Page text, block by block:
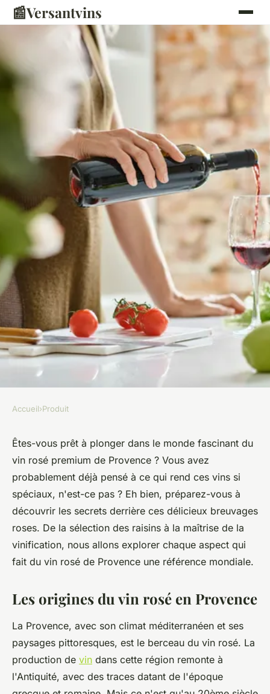
📰Versantvins
Découvrez les secrets du vin
rosé premium en provence
victoire•23 décembre 2024 •10 min de lecture
Accueil›Produit
Êtes-vous prêt à plonger dans le monde fascinant du
vin rosé premium de Provence ? Vous avez
probablement déjà pensé à ce qui rend ces vins si
spéciaux, n'est-ce pas ? Eh bien, préparez-vous à
découvrir les secrets derrière ces délicieux breuvages
roses. De la sélection des raisins à la maîtrise de la
vinification, nous allons explorer chaque aspect qui
fait du vin rosé de Provence une référence mondiale.
Les origines du vin rosé en Provence
La Provence, avec son climat méditerranéen et ses
paysages pittoresques, est le berceau du vin rosé. La
production de vin dans cette région remonte à
l'Antiquité, avec des traces datant de l'époque